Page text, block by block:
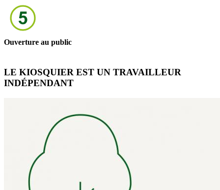
Ouverture au public
LE KIOSQUIER EST UN TRAVAILLEUR
INDÉPENDANT